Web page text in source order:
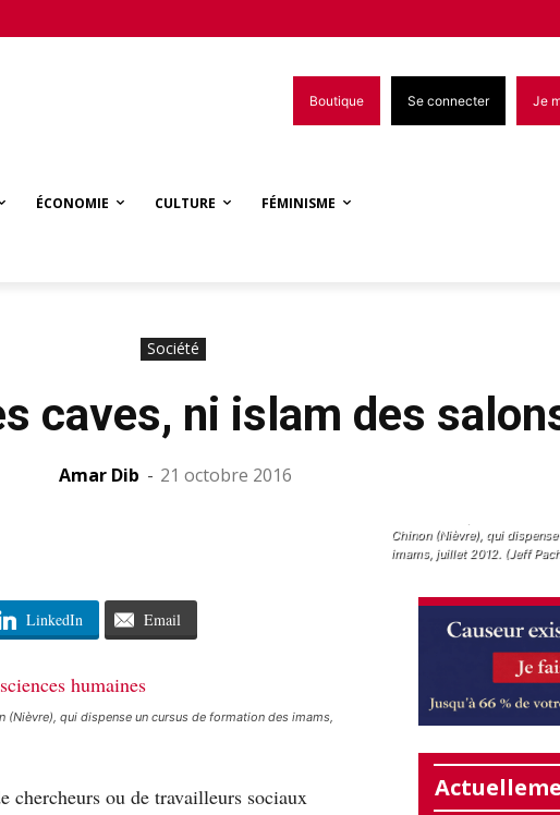
Boutique Se connecter Je
ÉCONOMIE CULTURE FÉMINISME
Société
caves, ni islam des
Amar Dib - 21 octobre 2016
Chinon (Nièvre), qui
imams, juillet 2012. (Jeff
LinkedIn Email
(Nièvre), qui dispense un cursus de formation des imams,
chercheurs ou de travailleurs sociaux